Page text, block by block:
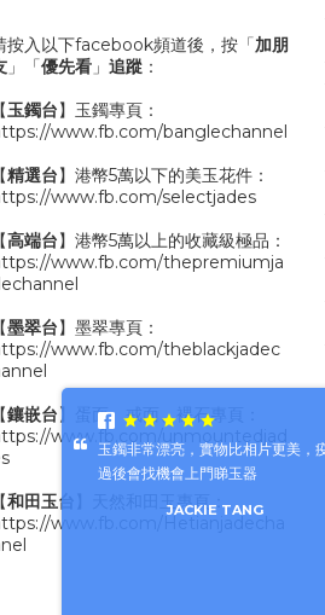
按入以下facebook頻道後，按「加朋
」「優先看 」 追蹤 ：
【玉鐲台】玉鐲專頁：
www.fb.com/banglechannel
【精選台】港幣5萬以下的美玉花件：
www.fb.com/selectjades
【高端台】港幣5萬以上的收藏級極品：
www.fb.com/thepremiumja
【墨翠台】墨翠專頁：
www.fb.com/theblackjadec
【鑲嵌台】蛋面、戒面、裸石專頁：
www.fb.com/unmountedjad
【和田玉台
】天然和田玉專頁：
www.fb.com/Hetianjadecha
片更美，疫情
好好好好好好好好仔好好